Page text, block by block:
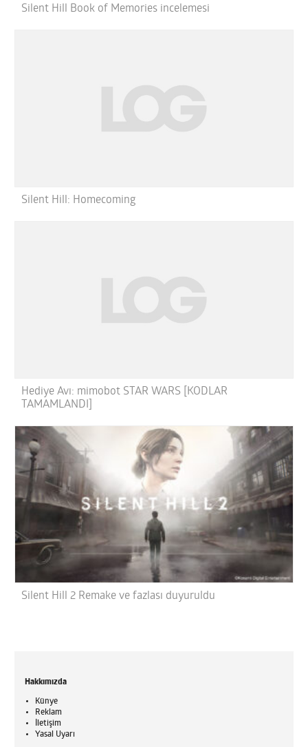
Silent Hill Book of Memories incelemesi
Silent Hill: Homecoming
Hediye Avı: mimobot STAR WARS [KODLAR
TAMAMLANDI]
Silent Hill 2 Remake ve fazlası duyuruldu
Hakkımızda
Künye
Reklam
İletişim
Yasal Uyarı